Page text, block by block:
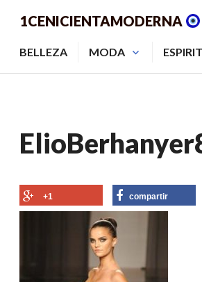
1CENICIENTAMODERNA
BELLEZA MODA
+1 compartir